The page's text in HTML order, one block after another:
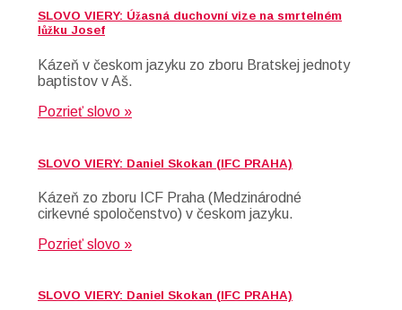
SLOVO VIERY: Úžasná duchovní vize na smrtelném
lůžku Josef
Kázeň v českom jazyku zo zboru Bratskej jednoty
baptistov v Aš.
Pozrieť slovo »
SLOVO VIERY: Daniel Skokan (IFC PRAHA)
Kázeň zo zboru ICF Praha (Medzinárodné
cirkevné spoločenstvo) v českom jazyku.
Pozrieť slovo »
SLOVO VIERY: Daniel Skokan (IFC PRAHA)